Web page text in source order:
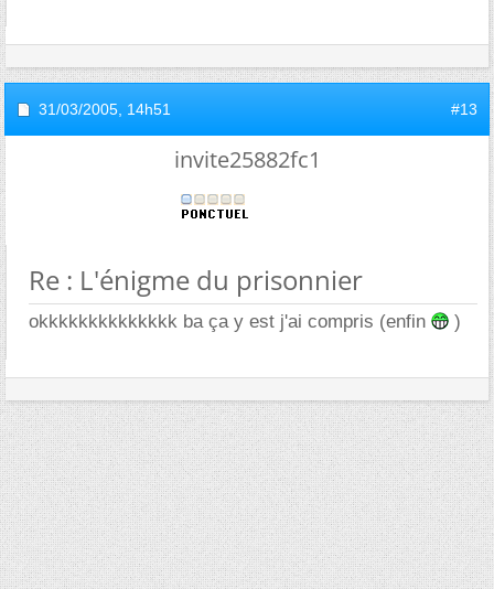
31/03/2005, 14h51 #13
invite25882fc1
Re : L'énigme du prisonnier
okkkkkkkkkkkkkk ba ça y est j'ai compris (enfin )